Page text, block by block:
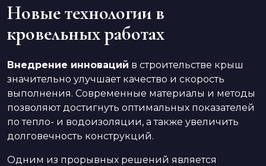
Новые технологии в
кровельных работах
Внедрение инноваций в строительстве крыш
значительно улучшает качество и скорость
выполнения. Современные материалы и методы
позволяют достигнуть оптимальных показателей
по тепло- и водоизоляции, а также увеличить
долговечность конструкций.
Одним из прорывных решений является